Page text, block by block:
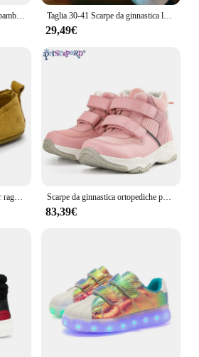
Taglia 30-41 Scarpe da ginnastica luminose per bambini Ragazzi Ragazze Scarpe luminose con suola illuminata Pantofole a LED illuminate per bambini con ricarica USB
29,49€
Scarpe da ginnastica ortopediche per ragazzi e ragazze con supporto per l'arco plantare Calzature con soletta correttiva Princepard Autunno Primavera Sport Scarpe casual da corsa
83,39€